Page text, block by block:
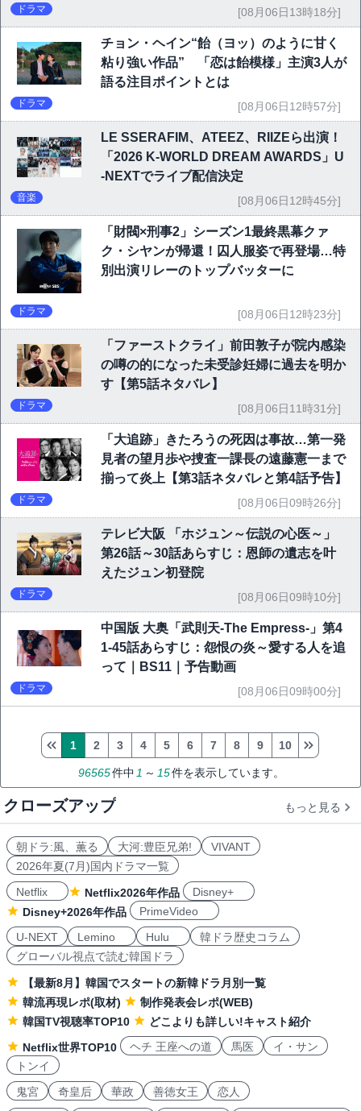
ドラマ [08月06日13時18分]
チョン・ヘイン“飴（ヨッ）のように甘く
粘り強い作品” 「恋は飴模様」主演3人が
語る注目ポイントとは
ドラマ [08月06日12時57分]
LE SSERAFIM、ATEEZ、RIIZEら出演！
「2026 K-WORLD DREAM AWARDS」U
-NEXTでライブ配信決定
音楽 [08月06日12時45分]
「財閥×刑事2」シーズン1最終黒幕クァ
ク・シヤンが帰還！囚人服姿で再登場…特
別出演リレーのトップバッターに
ドラマ [08月06日12時23分]
「ファーストクライ」前田敦子が院内感染
の噂の的になった未受診妊婦に過去を明か
す【第5話ネタバレ】
ドラマ [08月06日11時31分]
「大追跡」きたろうの死因は事故…第一発
見者の望月歩や捜査一課長の遠藤憲一まで
揃って炎上【第3話ネタバレと第4話予告】
ドラマ [08月06日09時26分]
テレビ大阪 「ホジュン～伝説の心医～」
第26話～30話あらすじ：恩師の遺志を叶
えたジュン初登院
ドラマ [08月06日09時10分]
中国版 大奥「武則天-The Empress-」第4
1-45話あらすじ：怨恨の炎～愛する人を追
って｜BS11｜予告動画
ドラマ [08月06日09時00分]
96565件中 1 ～ 15件を表示しています。
1 2 3 4 5 6 7 8 9 10
クローズアップ もっと見る
朝ドラ:風、薫る 大河:豊臣兄弟!
VIVANT
2026年夏(7月)国内ドラマ一覧
Netflix
Netflix2026年作品
Disney+
Disney+2026年作品
PrimeVideo
U-NEXT
Lemino Hulu
韓ドラ歴史コラム
グローバル視点で読む韓国ドラ
【最新8月】韓国でスタートの新韓ドラ月別一覧
韓流再現レポ(取材)
制作発表会レポ(WEB)
韓国TV視聴率TOP10
どこよりも詳しい!キャスト紹介
Netflix世界TOP10
ヘチ 王座への道 馬医
イ・サン
トンイ
鬼宮
奇皇后 華政 善徳女王 恋人